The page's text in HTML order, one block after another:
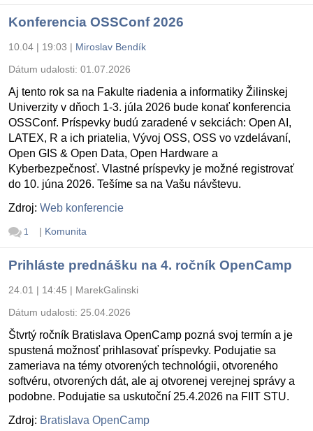
Konferencia OSSConf 2026
10.04 | 19:03 | Miroslav Bendík
Dátum udalosti: 01.07.2026
Aj tento rok sa na Fakulte riadenia a informatiky Žilinskej
Univerzity v dňoch 1-3. júla 2026 bude konať konferencia
OSSConf. Príspevky budú zaradené v sekciách: Open AI,
LATEX, R a ich priatelia, Vývoj OSS, OSS vo vzdelávaní,
Open GIS & Open Data, Open Hardware a
Kyberbezpečnosť. Vlastné príspevky je možné registrovať
do 10. júna 2026. Tešíme sa na Vašu návštevu.
Zdroj: Web konferencie
1 | Komunita
Prihláste prednášku na 4. ročník OpenCamp
24.01 | 14:45 | MarekGalinski
Dátum udalosti: 25.04.2026
Štvrtý ročník Bratislava OpenCamp pozná svoj termín a je
spustená možnosť prihlasovať príspevky. Podujatie sa
zameriava na témy otvorených technológii, otvoreného
softvéru, otvorených dát, ale aj otvorenej verejnej správy a
podobne. Podujatie sa uskutoční 25.4.2026 na FIIT STU.
Zdroj: Bratislava OpenCamp